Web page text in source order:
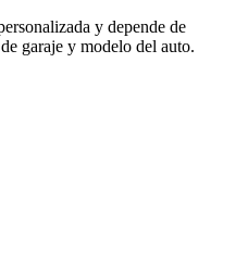
y depende de
garaje y modelo del auto.